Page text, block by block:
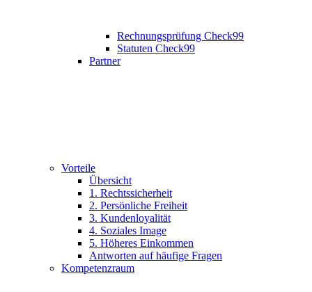
Rechnungsprüfung Check99
Statuten Check99
Partner
Vorteile
Übersicht
1. Rechtssicherheit
2. Persönliche Freiheit
3. Kundenloyalität
4. Soziales Image
5. Höheres Einkommen
Antworten auf häufige Fragen
Kompetenzraum